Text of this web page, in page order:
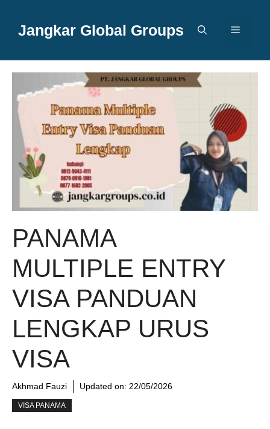
Jangkar Global Groups Menu
PANAMA
MULTIPLE ENTRY
VISA PANDUAN
LENGKAP URUS
VISA
Akhmad Fauzi Updated on: 22/05/2026
VISA PANAMA